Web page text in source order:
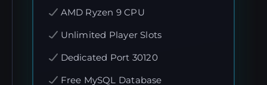
AMD Ryzen 9 CPU
Unlimited Player Slots
Dedicated Port 30120
Free MySQL Database